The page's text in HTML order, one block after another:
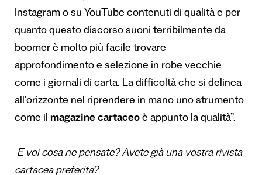
Instagram o su YouTube contenuti di qualità e per
quanto questo discorso suoni terribilmente da
boomer è molto più facile trovare
approfondimento e selezione in robe vecchie
come i giornali di carta. La difficoltà che si delinea
all’orizzonte nel riprendere in mano uno strumento
come il magazine cartaceo è appunto la qualità”.
E voi cosa ne pensate? Avete già una vostra rivista
cartacea preferita?